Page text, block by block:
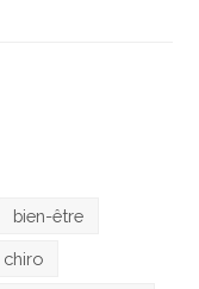
bien-être
chiro